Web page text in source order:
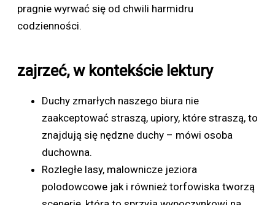
pragnie wyrwać się od chwili harmidru
codzienności.
zajrzeć, w kontekście lektury
Duchy zmarłych naszego biura nie
zaakceptować straszą, upiory, które straszą, to
znajdują się nędzne duchy – mówi osoba
duchowna.
Rozległe lasy, malownicze jeziora
polodowcowe jak i również torfowiska tworzą